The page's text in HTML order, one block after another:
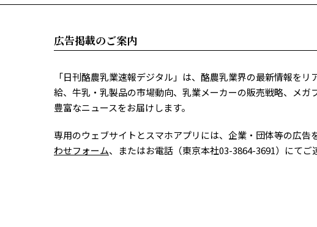
広告掲載のご案内
「日刊酪農乳業速報デジタル」は、酪農乳業界の最新情報を
給、牛乳・乳製品の市場動向、乳業メーカーの販売戦略、メ
豊富なニュースをお届けします。
専用のウェブサイトとスマホアプリには、企業・団体等の広告
わせフォーム、またはお電話（東京本社03-3864-3691）にてご